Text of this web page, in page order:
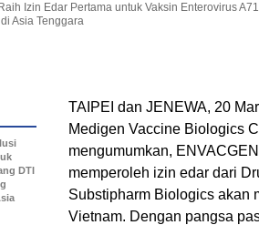
Izin Edar Pertama untuk Vaksin Enterovirus
Asia Tenggara
TAIPEI dan JENEWA, 20
Medigen Vaccine Biologics
mengumumkan,
memperoleh izin edar dari
Substipharm Biologics akan
Vietnam. Dengan pangsa
DTI